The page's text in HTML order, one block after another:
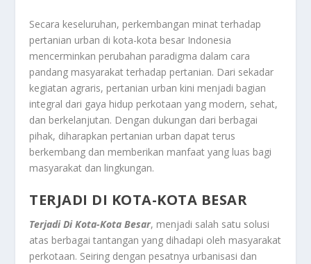
Secara keseluruhan, perkembangan minat terhadap
pertanian urban di kota-kota besar Indonesia
mencerminkan perubahan paradigma dalam cara
pandang masyarakat terhadap pertanian. Dari sekadar
kegiatan agraris, pertanian urban kini menjadi bagian
integral dari gaya hidup perkotaan yang modern, sehat,
dan berkelanjutan. Dengan dukungan dari berbagai
pihak, diharapkan pertanian urban dapat terus
berkembang dan memberikan manfaat yang luas bagi
masyarakat dan lingkungan.
TERJADI DI KOTA-KOTA BESAR
Terjadi Di Kota-Kota Besar, menjadi salah satu solusi
atas berbagai tantangan yang dihadapi oleh masyarakat
perkotaan. Seiring dengan pesatnya urbanisasi dan